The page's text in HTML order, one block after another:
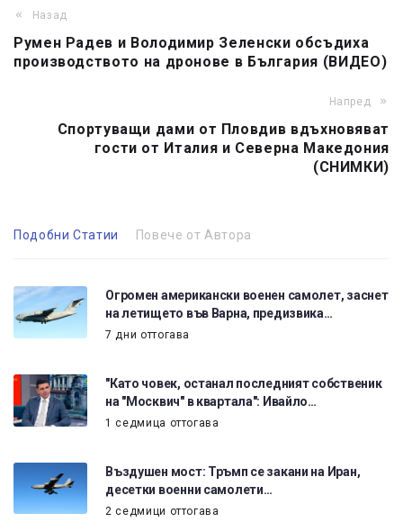
Назад
Румен Радев и Володимир Зеленски обсъдиха
производството на дронове в България (ВИДЕО)
Напред
Спортуващи дами от Пловдив вдъхновяват
гости от Италия и Северна Македония
(СНИМКИ)
Подобни Статии Повече от Автора
Огромен американски военен самолет, заснет
на летището във Варна, предизвика…
7 дни оттогава
"Като човек, останал последният собственик
на "Москвич" в квартала": Ивайло…
1 седмица оттогава
Въздушен мост: Тръмп се закани на Иран,
десетки военни самолети…
2 седмици оттогава